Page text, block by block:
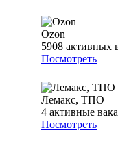
Ozon
5908 активных
Посмотреть
Лемакс, ТПО
4 активные
Посмотреть